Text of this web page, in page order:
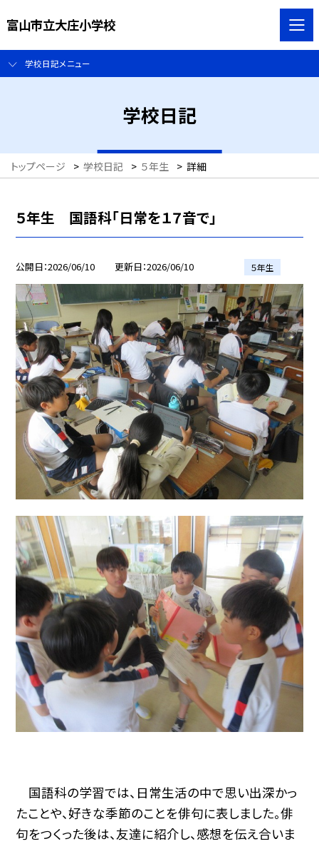
富山市立大庄小学校
学校日記メニュー
学校日記
トップページ > 学校日記 > ５年生 > 詳細
５年生 国語科「日常を１７音で」
公開日 2026/06/10 更新日 2026/06/10 ５年生
国語科の学習では、日常生活の中で思い出深かっ
たことや、好きな季節のことを俳句に表しました。俳
句をつくった後は、友達に紹介し、感想を伝え合いま